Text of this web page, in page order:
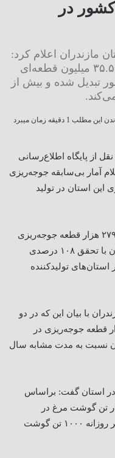
کشور در
مازندران اعلام کرد:
این استان با جوجه‌ریزی بی‌سابقه ۳۵.۵ میلیون قطعه‌ای
تبدیل شده و بیش از
مطلب 1 دقیقه زمان میبرد
از پایگاه اطلاع‌رسانی
آمار بی‌سابقه جوجه‌ریزی
۱۴۰۴، از پیشتازی این استان در تولید
وی با اشاره به ثبت رکورد ۱۸ میلیون و ۲۷۹ هزار قطعه جوجه‌ریزی
در اردیبهشت ماه، اظهار داشت: مازندران با تحقق ۱۰۸ درصدی
استان‌های تولیدکننده
با بیان این که در دو
امسال، ۳۵ میلیون و ۴۹۰ هزار قطعه جوجه‌ریزی در
نسبت به مدت مشابه سال
در استان گفت: براساس
تا پایان سال ۱۴۰۴، ۳۸۰ هزار تن گوشت مرغ در
مازندران تولید خواهد شد و در حال حاضر روزانه ۱۰۰۰ تن گوشت